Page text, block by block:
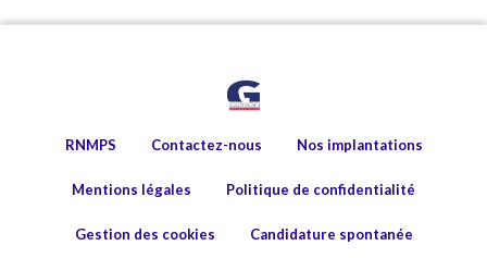
RNMPS Contactez-nous Nos implantations
Mentions légales Politique de confidentialité
Gestion des cookies Candidature spontanée